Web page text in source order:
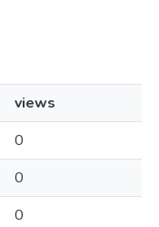
views
0
0
0